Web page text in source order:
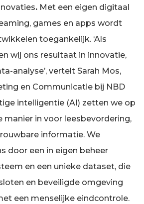
. Met een eigen digitaal
games en apps wordt
toegankelijk. ‘Als
wij ons resultaat in innovatie,
analyse’, vertelt Sarah Mos,
en Communicatie bij NBD
intelligentie (AI) zetten we op
manier in voor leesbevordering,
informatie. We
door een in eigen beheer
en een unieke dataset, die
en beveiligde omgeving
een menselijke eindcontrole.